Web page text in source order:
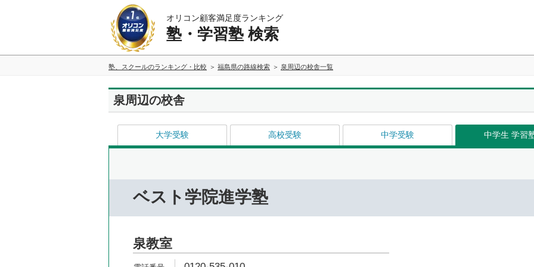
オリコン顧客満足度ランキング
塾・学習塾 検索
塾、スクールのランキング・比較 福島県の路線検索 泉周辺の校舎一覧
泉周辺の校舎
大学受験 高校受験 中学受験 中学生 学習
ベスト学院進学塾
泉教室